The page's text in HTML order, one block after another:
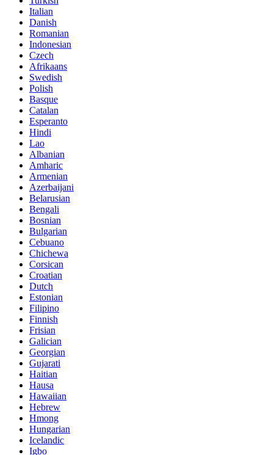
Italian
Danish
Romanian
Indonesian
Czech
Afrikaans
Swedish
Polish
Basque
Catalan
Esperanto
Hindi
Lao
Albanian
Amharic
Armenian
Azerbaijani
Belarusian
Bengali
Bosnian
Bulgarian
Cebuano
Chichewa
Corsican
Croatian
Dutch
Estonian
Filipino
Finnish
Frisian
Galician
Georgian
Gujarati
Haitian
Hausa
Hawaiian
Hebrew
Hmong
Hungarian
Icelandic
Igbo